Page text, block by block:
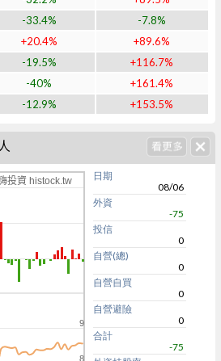
-33.4%
-7.8%
+20.4%
+89.6%
-19.5%
+116.7%
-40%
+161.4%
-12.9% +153.5%
投資 histock.tw
8
9
日期
08/06
外資
-75
投信
0
自營(總)
0
自營自買
0
自營避險
0
合計
-75